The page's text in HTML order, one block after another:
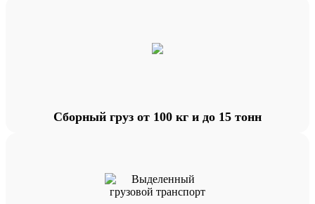
Сборный груз от 100 кг и до 15 тонн